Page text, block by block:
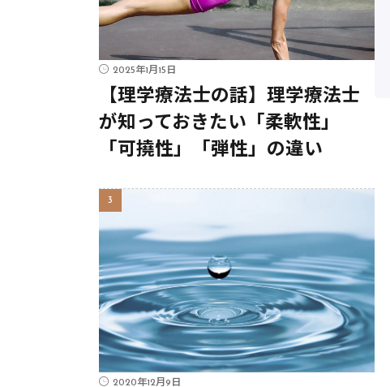
2025年1月15日
【理学療法士の話】理学療法士
が知っておきたい「柔軟性」
「可撓性」「弾性」の違い
2020年12月9日